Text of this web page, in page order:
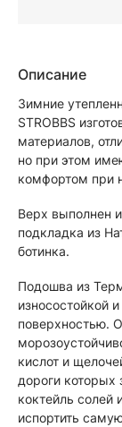
Описание
Зимние
STROBBS
материалов,
но при этом
комфортом при
Верх выполнен
подкладка из
ботинка.
Подошва из
износостойкой
поверхностью.
кислот и
дороги
коктейль солей
испортить